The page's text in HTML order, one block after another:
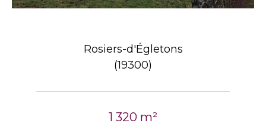
Rosiers-d'Égletons
(19300)
1 320 m²